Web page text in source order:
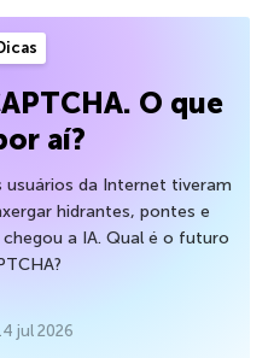
O que
aí?
usuários da Internet tiveram
hidrantes, pontes e
a IA. Qual é o futuro
jul 2026